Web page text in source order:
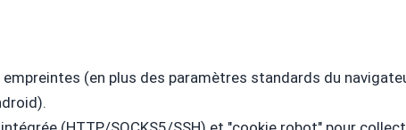
(en plus des paramètres standards du